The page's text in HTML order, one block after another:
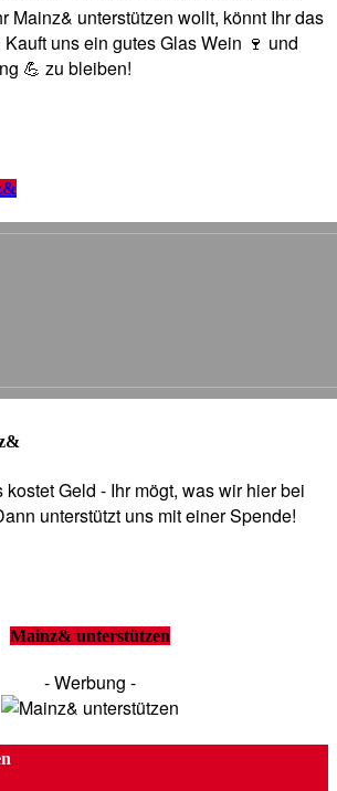
Mainz& unterstützen wollt, könnt Ihr das
uns ein gutes Glas Wein 🍷 und
💪 zu bleiben!
Geld - Ihr mögt, was wir hier bei
unterstützt uns mit einer Spende!
Mainz& unterstützen
- Werbung -